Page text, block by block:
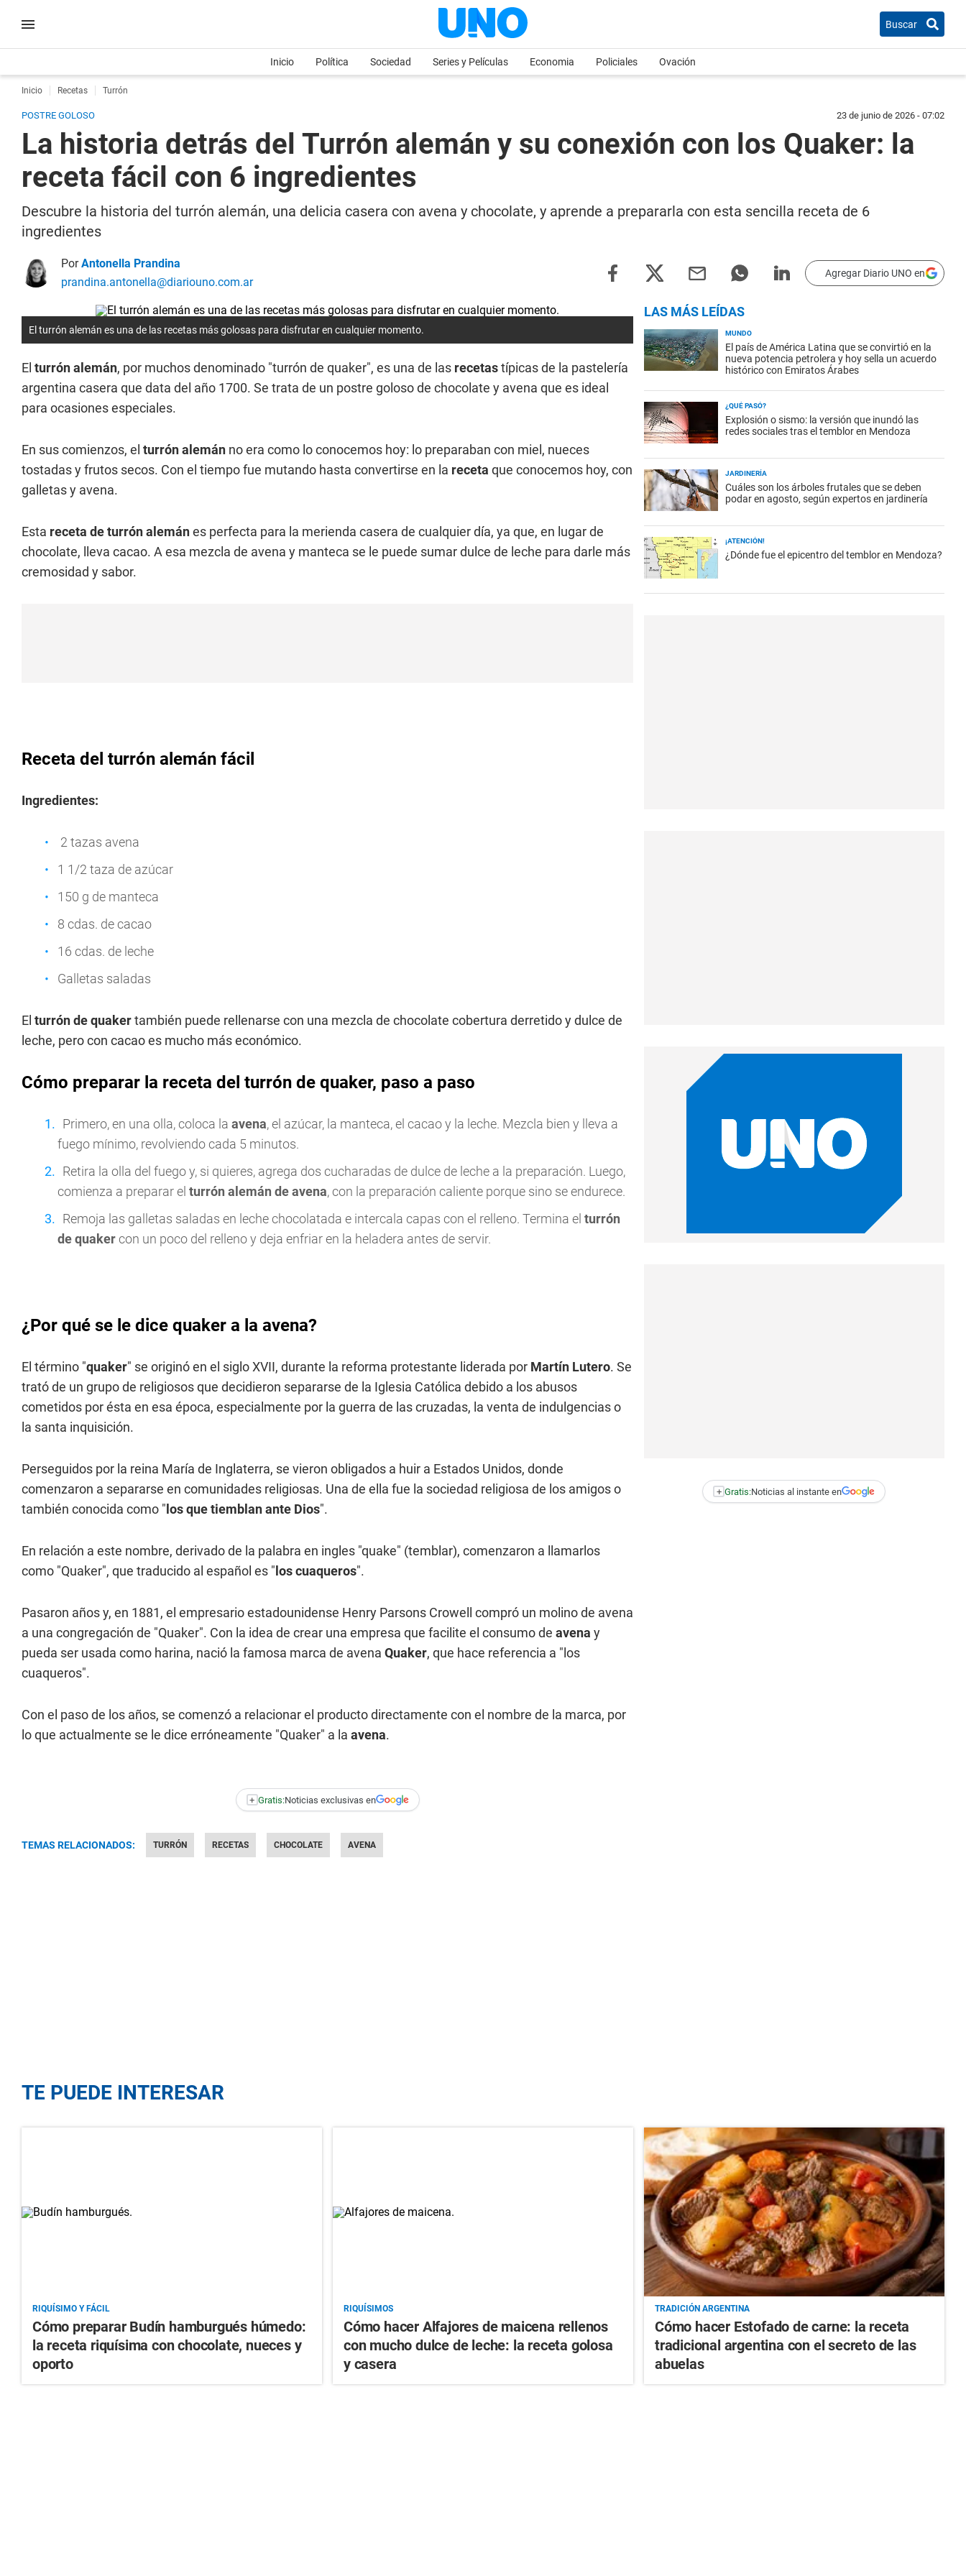
Buscar
Inicio Política Sociedad Series y Películas Economia Policiales Ovación
Inicio Recetas Turrón
POSTRE GOLOSO 23 de junio de 2026 - 07:02
La historia detrás del Turrón alemán y su conexión con los Quaker: la
receta fácil con 6 ingredientes
Descubre la historia del turrón alemán, una delicia casera con avena y chocolate, y aprende a prepararla con esta sencilla receta de 6
ingredientes
PorAntonella Prandina
prandina.antonella@diariouno.com.ar
Agregar Diario UNO en
El turrón alemán es una de las recetas más golosas para disfrutar en cualquier momento.
El turrón alemán, por muchos denominado "turrón de quaker", es una de las recetastípicas de la pastelería
argentina casera que data del año 1700. Se trata de un postre goloso de chocolate y avena que es ideal
para ocasiones especiales.
En sus comienzos, el turrón alemán no era como lo conocemos hoy: lo preparaban con miel, nueces
tostadas y frutos secos. Con el tiempo fue mutando hasta convertirse en la receta que conocemos hoy, con
galletas y avena.
Esta receta de turrón alemánes perfecta para la merienda casera de cualquier día, ya que, en lugar de
chocolate, lleva cacao. A esa mezcla de avena y manteca se le puede sumar dulce de leche para darle más
cremosidad y sabor.
Receta del turrón alemán fácil
Ingredientes:
2 tazas avena
1 1/2 taza de azúcar
150 g de manteca
8 cdas. de cacao
16 cdas. de leche
Galletas saladas
El turrón de quakertambién puede rellenarse con una mezcla de chocolate cobertura derretido y dulce de
leche, pero con cacao es mucho más económico.
Cómo preparar la receta del turrón de quaker, paso a paso
Primero, en una olla, coloca la avena, el azúcar, la manteca, el cacao y la leche. Mezcla bien y lleva a
fuego mínimo, revolviendo cada 5 minutos.
Retira la olla del fuego y, si quieres, agrega dos cucharadas de dulce de leche a la preparación. Luego,
comienza a preparar el turrón alemán de avena, con la preparación caliente porque sino se endurece.
Remoja las galletas saladas en leche chocolatada e intercala capas con el relleno. Termina el turrón
de quakercon un poco del relleno y deja enfriar en la heladera antes de servir.
¿Por qué se le dice quaker a la avena?
El término "quaker" se originó en el siglo XVII, durante la reforma protestante liderada por Martín Lutero. Se
trató de un grupo de religiosos que decidieron separarse de la Iglesia Católica debido a los abusos
cometidos por ésta en esa época, especialmente por la guerra de las cruzadas, la venta de indulgencias o
la santa inquisición.
Perseguidos por la reina María de Inglaterra, se vieron obligados a huir a Estados Unidos, donde
comenzaron a separarse en comunidades religiosas. Una de ella fue la sociedad religiosa de los amigos o
también conocida como " los que tiemblan ante Dios".
En relación a este nombre, derivado de la palabra en ingles "quake" (temblar), comenzaron a llamarlos
como "Quaker", que traducido al español es " los cuaqueros".
Pasaron años y, en 1881, el empresario estadounidense Henry Parsons Crowell compró un molino de avena
a una congregación de "Quaker". Con la idea de crear una empresa que facilite el consumo de avena y
pueda ser usada como harina, nació la famosa marca de avena Quaker, que hace referencia a "los
cuaqueros".
Con el paso de los años, se comenzó a relacionar el producto directamente con el nombre de la marca, por
lo que actualmente se le dice erróneamente "Quaker" a la avena.
+ Gratis:Noticias exclusivas en
TEMAS RELACIONADOS: TURRÓN RECETAS CHOCOLATE AVENA
LAS MÁS LEÍDAS
MUNDO
El país de América Latina que se convirtió en la
nueva potencia petrolera y hoy sella un acuerdo
histórico con Emiratos Árabes
¿QUÉ PASÓ?
Explosión o sismo: la versión que inundó las
redes sociales tras el temblor en Mendoza
JARDINERÍA
Cuáles son los árboles frutales que se deben
podar en agosto, según expertos en jardinería
¡ATENCIÓN!
¿Dónde fue el epicentro del temblor en Mendoza?
+ Gratis:Noticias al instante en
TE PUEDE INTERESAR
RIQUÍSIMO Y FÁCIL
Cómo preparar Budín hamburgués húmedo:
la receta riquísima con chocolate, nueces y
oporto
RIQUÍSIMOS
Cómo hacer Alfajores de maicena rellenos
con mucho dulce de leche: la receta golosa
y casera
TRADICIÓN ARGENTINA
Cómo hacer Estofado de carne: la receta
tradicional argentina con el secreto de las
abuelas